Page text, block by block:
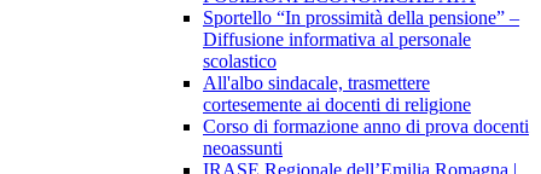
Sportello “In prossimità della pensione” –
Diffusione informativa al personale
scolastico
All'albo sindacale, trasmettere
cortesemente ai docenti di religione
Corso di formazione anno di prova docenti
neoassunti